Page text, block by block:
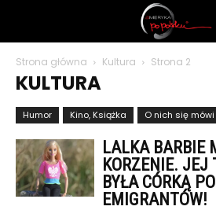
polsku
Strona główna Kultura Strona 2
KULTURA
Humor Kino, Książka O nich się mówi
LALKA BARBIE
KORZENIE. JEJ
BYŁA CÓRKĄ
EMIGRANTÓW!